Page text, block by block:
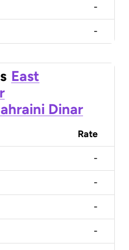
-
-
East
Dinar
Rate
-
-
-
-